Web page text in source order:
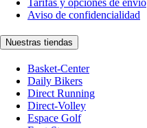
Aviso de confidencialidad
Nuestras tiendas
Basket-Center
Daily Bikers
Direct Running
Direct-Volley
Espace Golf